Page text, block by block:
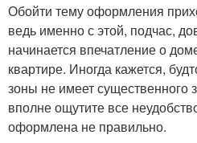
Обойти тему оформления
ведь именно с этой, подчас,
начинается впечатление о
квартире. Иногда кажется,
зоны не имеет существенного
вполне ощутите все
оформлена не правильно.